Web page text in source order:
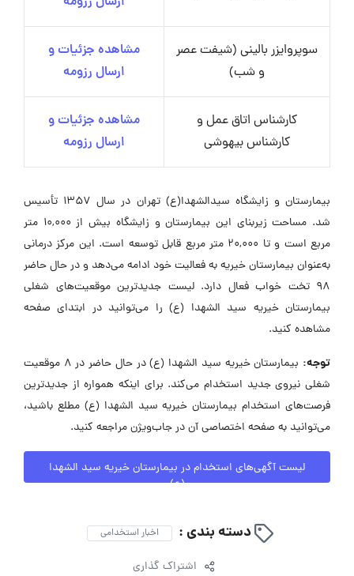
سوپروایزر بالینی (شیفت عصر
و شب)
مشاهده جزئیات و
ارسال رزومه
کارشناس اتاق عمل و
کارشناس بیهوشی
مشاهده جزئیات و
ارسال رزومه
بیمارستان و زایشگاه سیدالشهدا(ع) تهران در سال 1357 تأسیس
شد. مساحت زیربنای این بیمارستان و زایشگاه بیش از 10,000 متر
مربع است و تا 20,000 متر مربع قابل توسعه است. این مرکز درمانی
به‌عنوان بیمارستان خیریه به فعالیت خود ادامه می‌دهد و در حال حاضر
98 تخت خواب فعال دارد. لیست جدیدترین موقعیت‌های شغلی
بیمارستان خیریه سید الشهدا (ع) را می‌توانید در ابتدای صفحه
مشاهده کنید.
توجه:
بیمارستان خیریه سید الشهدا (ع) در حال حاضر در ۸ موقعیت
شغلی نیروی جدید استخدام می‌کند. برای اینکه همواره از جدیدترین
فرصت‌های استخدام بیمارستان خیریه سید الشهدا (ع) مطلع باشید،
می‌توانید به صفحه اختصاصی آن در جاب‌ویژن مراجعه کنید.
لیست آگهی‌های استخدام در بیمارستان خیریه سید الشهدا
(ع)
دسته بندی : اخبار استخدامی
اشتراک گذاری